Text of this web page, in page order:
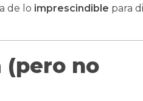
de lo imprescindible para
(pero no